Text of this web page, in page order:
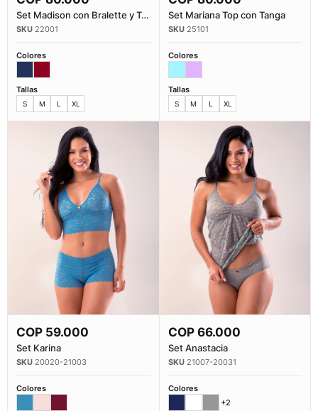
Set Madison con Bralette y Tan...
22001
Colores
Tallas
S M L XL
Set Mariana Top con Tanga
25101
Colores
Tallas
S M L XL
Comprar Ahora
COP 59.000
Set Karina
20020-21003
Colores
Comprar Ahora
COP66.000
Set Anastacia
21007-20031
Colores
+2